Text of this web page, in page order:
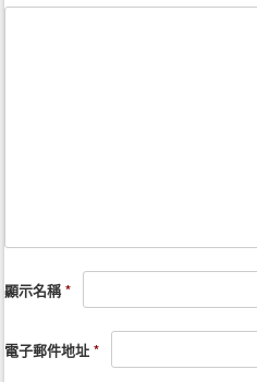
顯示名稱*
電子郵件地址*